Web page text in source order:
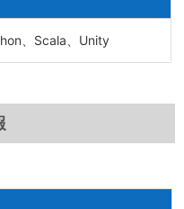
、Scala、Unity